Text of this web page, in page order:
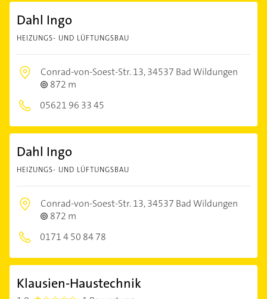
Dahl Ingo
HEIZUNGS- UND LÜFTUNGSBAU
Conrad-von-Soest-Str. 13,34537 Bad Wildungen
872 m
05621 96 33 45
Dahl Ingo
HEIZUNGS- UND LÜFTUNGSBAU
Conrad-von-Soest-Str. 13,34537 Bad Wildungen
872 m
0171 4 50 84 78
Klausien-Haustechnik